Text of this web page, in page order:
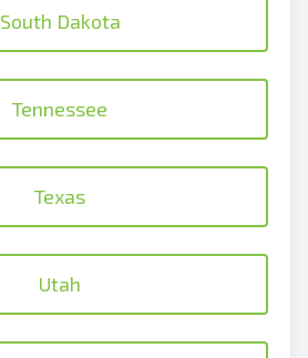
South Dakota
Tennessee
Texas
Utah